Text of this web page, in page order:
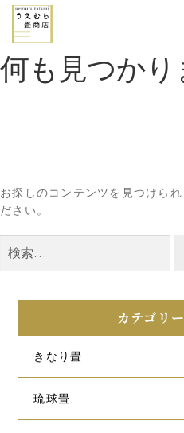
何も見つか
お探しのコンテンツを見つけら
ださい。
索:
カテゴリ
きなり畳
琉球畳